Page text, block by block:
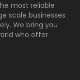
most reliable
scale businesses
We bring you
who offer